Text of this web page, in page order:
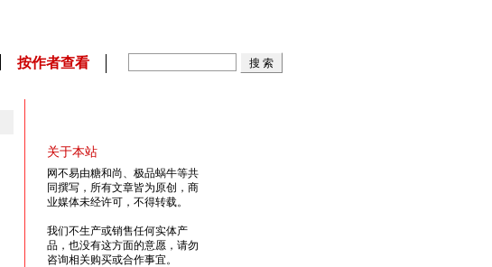
按作者查看
关于本站
网不易由糖和尚、极品蜗牛等共
同撰写，所有文章皆为原创，商
业媒体未经许可，不得转载。
我们不生产或销售任何实体产
品，也没有这方面的意愿，请勿
咨询相关购买或合作事宜。